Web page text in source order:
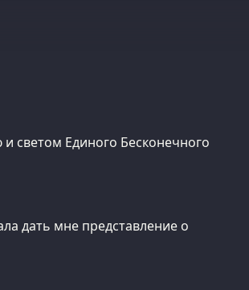
светом Единого Бесконечного
дать мне представление о